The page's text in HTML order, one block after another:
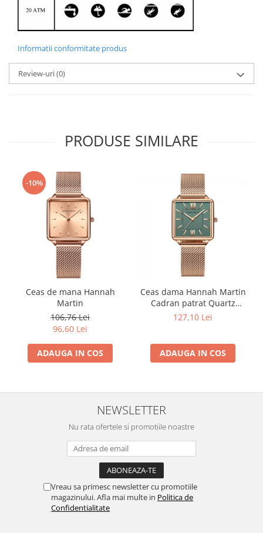
Informatii conformitate produs
Review-uri(0)
PRODUSE SIMILARE
-10%
Ceas de mana Hannah
Martin
106,76 Lei
96,60 Lei
ADAUGA IN COS
Ceas dama Hannah Martin
Cadran patrat Quartz
Analog Elegant Auriu verde
127,10 Lei
ADAUGA IN COS
NEWSLETTER
Nu rata ofertele si promotiile noastre
Vreau sa primesc newsletter cu promotiile
magazinului. Afla mai multe in Politica de
Confidentialitate